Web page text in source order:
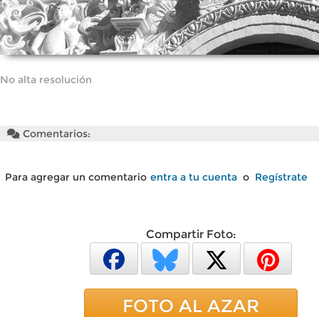
No alta resolución
Comentarios:
Para agregar un comentario entra a tu cuenta o Regístrate
Compartir Foto:
FOTO AL AZAR